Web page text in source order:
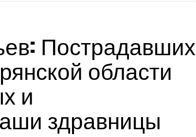
Пострадавших
области
и
здравницы